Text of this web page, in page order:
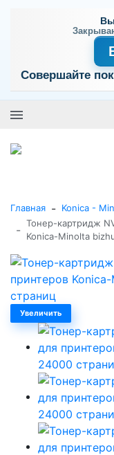
Совершайте
Главная - Konica -
- Тонер-картридж
Konica-Minolta
Увеличить